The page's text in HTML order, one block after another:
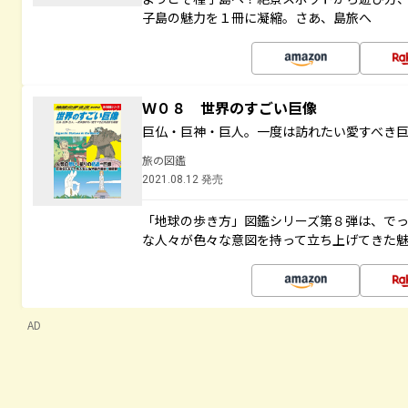
子島の魅力を１冊に凝縮。さあ、島旅へ
Ｗ０８ 世界のすごい巨像
巨仏・巨神・巨人。一度は訪れたい愛すべき
旅の図鑑
2021.08.12 発売
「地球の歩き方」図鑑シリーズ第８弾は、
な人々が色々な意図を持って立ち上げてきた
AD